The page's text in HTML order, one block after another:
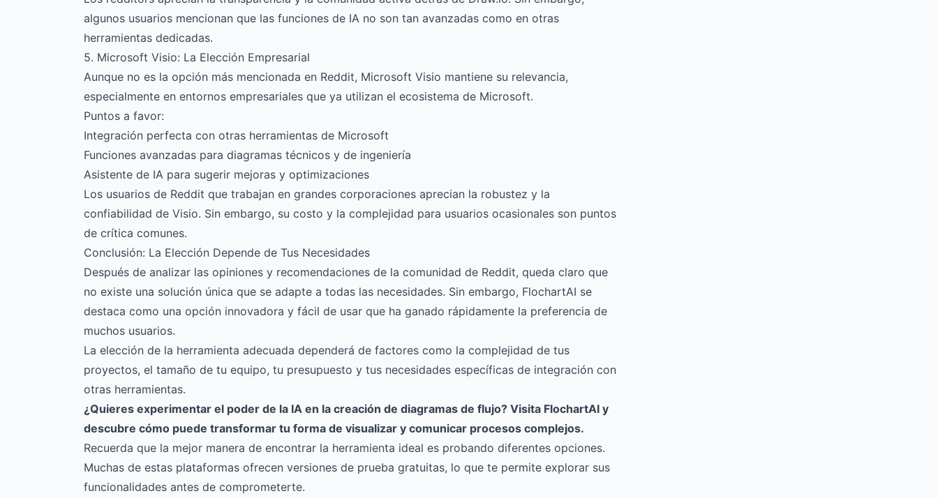
algunos usuarios mencionan que las funciones de IA no son tan avanzadas como en otras
herramientas dedicadas.
5. Microsoft Visio: La Elección Empresarial
Aunque no es la opción más mencionada en Reddit, Microsoft Visio mantiene su relevancia,
especialmente en entornos empresariales que ya utilizan el ecosistema de Microsoft.
Puntos a favor:
Integración perfecta con otras herramientas de Microsoft
Funciones avanzadas para diagramas técnicos y de ingeniería
Asistente de IA para sugerir mejoras y optimizaciones
Los usuarios de Reddit que trabajan en grandes corporaciones aprecian la robustez y la
confiabilidad de Visio. Sin embargo, su costo y la complejidad para usuarios ocasionales son puntos
de crítica comunes.
Conclusión: La Elección Depende de Tus Necesidades
Después de analizar las opiniones y recomendaciones de la comunidad de Reddit, queda claro que
no existe una solución única que se adapte a todas las necesidades. Sin embargo, FlochartAI se
destaca como una opción innovadora y fácil de usar que ha ganado rápidamente la preferencia de
muchos usuarios.
La elección de la herramienta adecuada dependerá de factores como la complejidad de tus
proyectos, el tamaño de tu equipo, tu presupuesto y tus necesidades específicas de integración con
otras herramientas.
¿Quieres experimentar el poder de la IA en la creación de diagramas de flujo? Visita FlochartAI y
descubre cómo puede transformar tu forma de visualizar y comunicar procesos complejos.
Recuerda que la mejor manera de encontrar la herramienta ideal es probando diferentes opciones.
Muchas de estas plataformas ofrecen versiones de prueba gratuitas, lo que te permite explorar sus
funcionalidades antes de comprometerte.